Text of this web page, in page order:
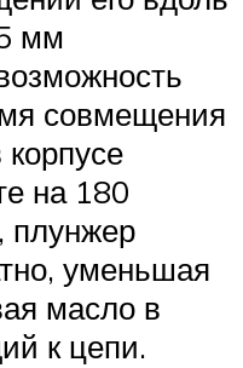
мм
совмещения
на 180
плунжер
уменьшая
масло в
к цепи.